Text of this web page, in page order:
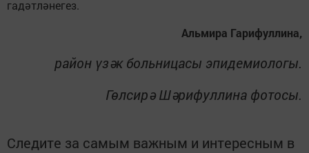
гадәтләнегез.
Альмира Гарифуллина,
район үзәк больницасы эпидемиологы.
Гөлсирә Шәрифуллина фотосы.
Следите за самым важным и интересным в